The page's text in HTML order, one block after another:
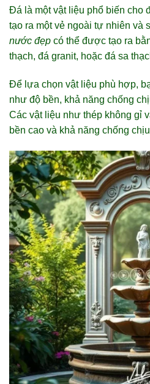
Đá là một vật liệu phổ biến cho
tạo ra một vẻ ngoài tự nhiên và
nước đẹp có thể được tạo ra
thạch, đá granit, hoặc đá sa
Để lựa chọn vật liệu phù hợp,
như độ bền, khả năng chống
Các vật liệu như thép không gỉ
bền cao và khả năng chống